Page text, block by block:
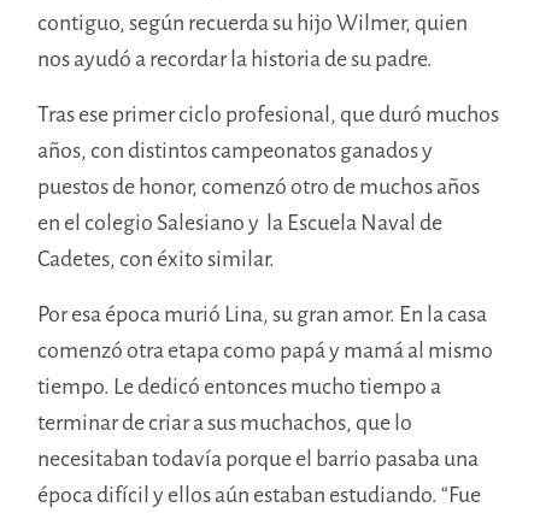
contiguo, según recuerda su hijo Wilmer, quien
nos ayudó a recordar la historia de su padre.
Tras ese primer ciclo profesional, que duró muchos
años, con distintos campeonatos ganados y
puestos de honor, comenzó otro de muchos años
en el colegio Salesiano y la Escuela Naval de
Cadetes, con éxito similar.
Por esa época murió Lina, su gran amor. En la casa
comenzó otra etapa como papá y mamá al mismo
tiempo. Le dedicó entonces mucho tiempo a
terminar de criar a sus muchachos, que lo
necesitaban todavía porque el barrio pasaba una
época difícil y ellos aún estaban estudiando. “Fue